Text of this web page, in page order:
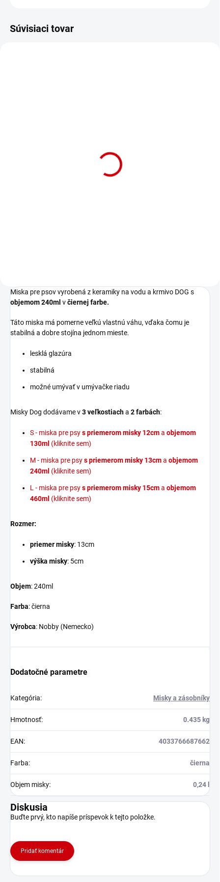
Súvisiaci tovar
Miska pre psov vyrobená z keramiky na vodu a krmivo DOG s
objemom 240ml včiernej farbe.
Táto miska má pomerne veľkú vlastnú váhu, vďaka čomu je
stabilná a dobre stojína jednom mieste.
lesklá glazúra
stabilná
možné umývať v umývačke riadu
Misky Dog dodávame v3 veľkostiacha 2farbách:
S - miska pre psys priemerom misky 12cma objemom
130ml (kliknite sem)
M - miska pre psys priemerom misky 13cma objemom
240ml (kliknite sem)
L - miska pre psys priemerom misky 15cma objemom
460ml (kliknite sem)
Rozmer:
priemer misky: 13cm
výška misky: 5cm
Objem: 240ml
Farba: čierna
Výrobca: Nobby (Nemecko)
Dodatočné parametre
Kategória: Misky a zásobníky
Hmotnosť: 0.435 kg
EAN: 4033766687662
Farba: čierna
Objem misky: 0,24 l
Diskusia
Buďte prvý, kto napíše príspevok k tejto položke.
Pridať komentár